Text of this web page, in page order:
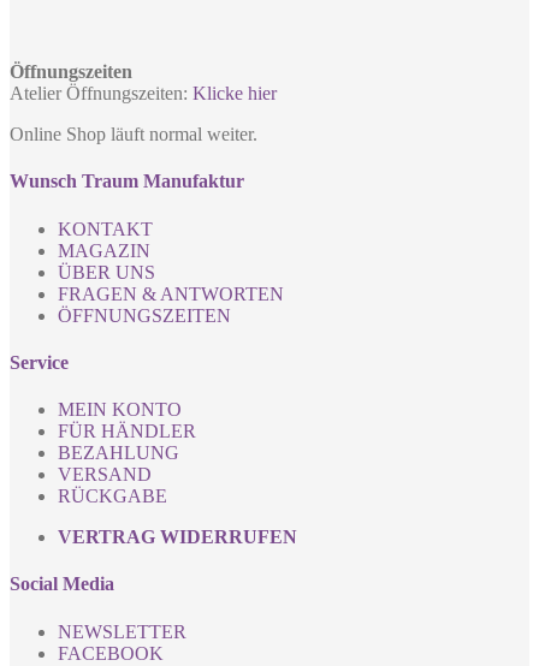
Öffnungszeiten
Atelier Öffnungszeiten: Klicke hier
Online Shop läuft normal weiter.
Wunsch Traum Manufaktur
KONTAKT
MAGAZIN
ÜBER UNS
FRAGEN & ANTWORTEN
ÖFFNUNGSZEITEN
Service
MEIN KONTO
FÜR HÄNDLER
BEZAHLUNG
VERSAND
RÜCKGABE
VERTRAG WIDERRUFEN
Social Media
NEWSLETTER
FACEBOOK